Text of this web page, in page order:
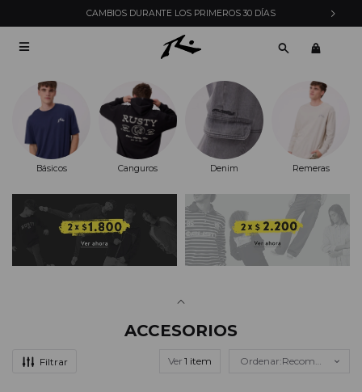
CAMBIOS DURANTE LOS PRIMEROS 30 DÍAS

Básicos Canguros Denim Remeras
ACCESORIOS
Ver Recomendados